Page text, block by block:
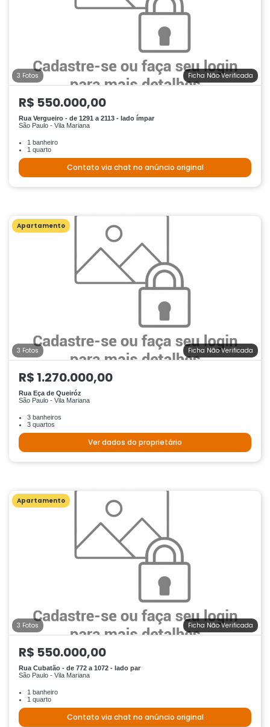
3 Fotos Ficha Não Verificada
R$ 550.000,00
Rua Vergueiro - de 1291 a 2113 - lado ímpar
São Paulo - Vila Mariana
1 banheiro
1 quarto
Contato via chat no anúncio original
Apartamento
3 Fotos Ficha Não Verificada
R$ 1.270.000,00
Rua Eça de Queiróz
São Paulo - Vila Mariana
3 banheiros
3 quartos
Ver dados do proprietário
Apartamento
3 Fotos Ficha Não Verificada
R$ 550.000,00
Rua Cubatão - de 772 a 1072 - lado par
São Paulo - Vila Mariana
1 banheiro
1 quarto
Contato via chat no anúncio original